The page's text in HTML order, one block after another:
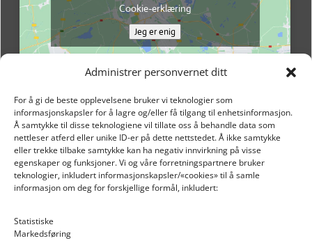
Administrer personvernet ditt
For å gi de beste opplevelsene bruker vi teknologier som
informasjonskapsler for å lagre og/eller få tilgang til enhetsinformasjon.
Å samtykke til disse teknologiene vil tillate oss å behandle data som
nettleser atferd eller unike ID-er på dette nettstedet. Å ikke samtykke
eller trekke tilbake samtykke kan ha negativ innvirkning på visse
egenskaper og funksjoner. Vi og våre forretningspartnere bruker
teknologier, inkludert informasjonskapsler/«cookies» til å samle
informasjon om deg for forskjellige formål, inkludert:
Statistiske
Markedsføring
Cookie-erklæring
Jeg er enig